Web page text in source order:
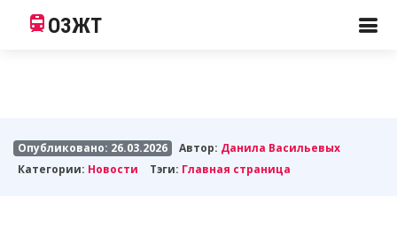
ОЗЖТ
Опубликовано: 26.03.2026 Автор: Данила Васильевых
Категории: Новости Тэги: Главная страница